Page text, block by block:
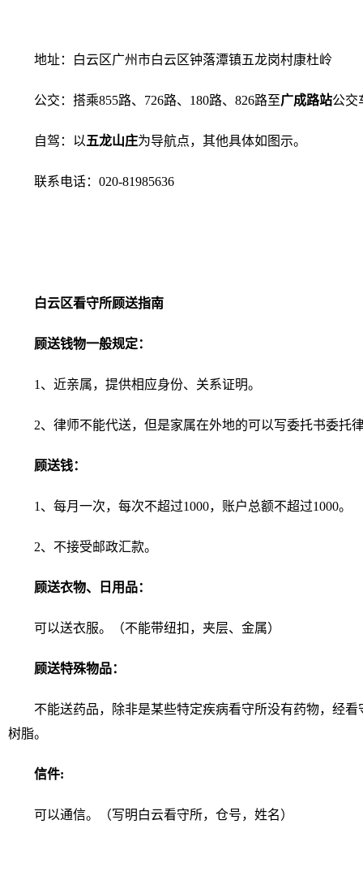
地址：白云区广州市白云区钟落潭镇五龙岗村康杜岭
公交：搭乘855路、726路、180路、826路至广成路站公交
自驾：以五龙山庄为导航点，其他具体如图示。
联系电话：020-81985636
白云区看守所顾送指南
顾送钱物一般规定：
1、近亲属，提供相应身份、关系证明。
2、律师不能代送，但是家属在外地的可以写委托书委托
顾送钱：
1、每月一次，每次不超过1000，账户总额不超过1000。
2、不接受邮政汇款。
顾送衣物、日用品：
可以送衣服。（不能带纽扣，夹层、金属）
顾送特殊物品：
不能送药品，除非是某些特定疾病看守所没有药物，经
树脂。
信件:
可以通信。（写明白云看守所，仓号，姓名）